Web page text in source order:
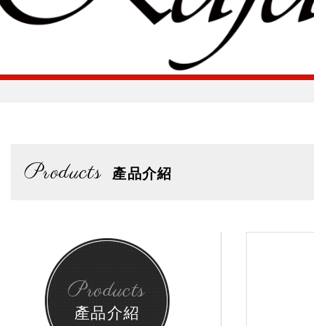
Products 產品介紹
Products
產品介紹